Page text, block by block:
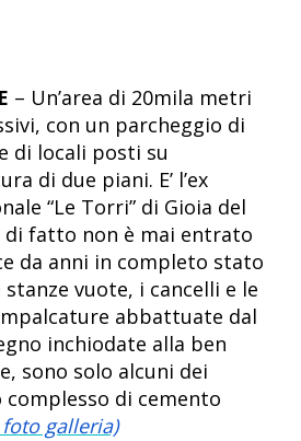
– Un’area di 20mila metri
con un parcheggio di
di locali posti su
di due piani. E’ l’ex
“Le Torri” di Gioia del
di fatto non è mai entrato
da anni in completo stato
vuote, i cancelli e le
abbattuate dal
inchiodate alla ben
sono solo alcuni dei
di cemento
galleria)